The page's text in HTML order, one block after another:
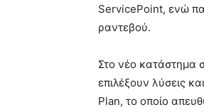
ServicePoint, ενώ
ραντεβού.
Στο νέο κατάστημα
επιλέξουν λύσεις
Plan, το οποίο